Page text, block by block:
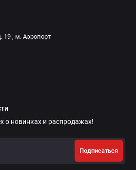
19 , м. Аэропорт
о новинках и распродажах!
Подписаться